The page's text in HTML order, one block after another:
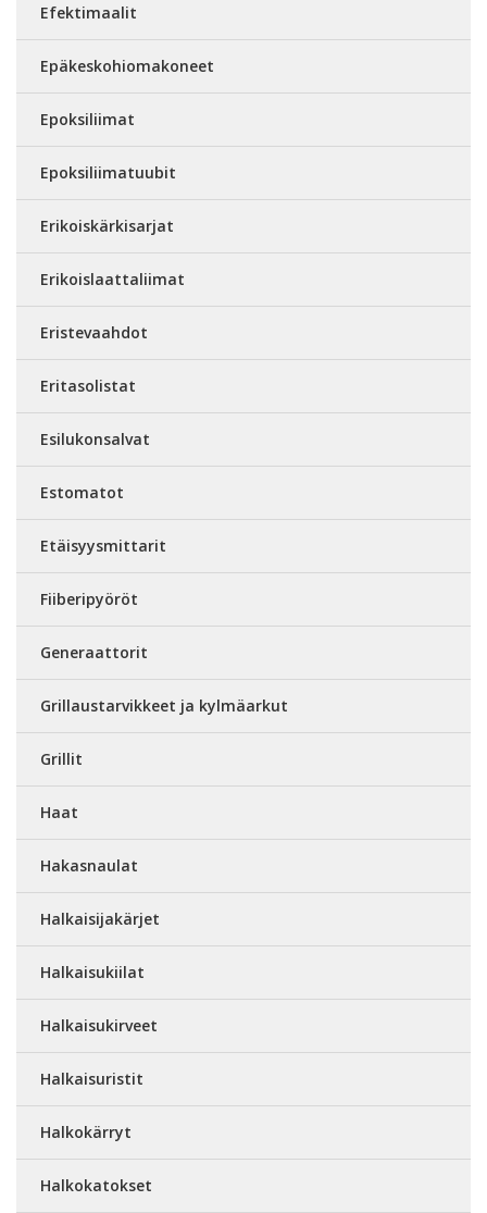
Efektimaalit
Epäkeskohiomakoneet
Epoksiliimat
Epoksiliimatuubit
Erikoiskärkisarjat
Erikoislaattaliimat
Eristevaahdot
Eritasolistat
Esilukonsalvat
Estomatot
Etäisyysmittarit
Fiiberipyöröt
Generaattorit
Grillaustarvikkeet ja kylmäarkut
Grillit
Haat
Hakasnaulat
Halkaisijakärjet
Halkaisukiilat
Halkaisukirveet
Halkaisuristit
Halkokärryt
Halkokatokset